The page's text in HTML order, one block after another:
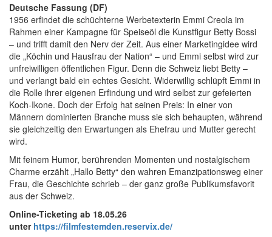
Deutsche Fassung (DF)
1956 erfindet die schüchterne Werbetexterin Emmi Creola im
Rahmen einer Kampagne für Speiseöl die Kunstfigur Betty Bossi
– und trifft damit den Nerv der Zeit. Aus einer Marketingidee wird
die „Köchin und Hausfrau der Nation“ – und Emmi selbst wird zur
unfreiwilligen öffentlichen Figur. Denn die Schweiz liebt Betty –
und verlangt bald ein echtes Gesicht. Widerwillig schlüpft Emmi in
die Rolle ihrer eigenen Erfindung und wird selbst zur gefeierten
Koch-Ikone. Doch der Erfolg hat seinen Preis: In einer von
Männern dominierten Branche muss sie sich behaupten, während
sie gleichzeitig den Erwartungen als Ehefrau und Mutter gerecht
wird.
Mit feinem Humor, berührenden Momenten und nostalgischem
Charme erzählt „Hallo Betty“ den wahren Emanzipationsweg einer
Frau, die Geschichte schrieb – der ganz große Publikumsfavorit
aus der Schweiz.
Online-Ticketing ab 18.05.26
unter https://filmfestemden.reservix.de/